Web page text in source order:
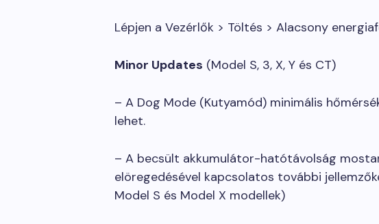
Lépjen a Vezérlők > Töltés > Alacsony
Minor Updates (Model S, 3, X, Y és CT)
– A Dog Mode (Kutyamód) minimális
lehet.
– A becsült akkumulátor-hatótávolság
elöregedésével kapcsolatos további
Model S és Model X modellek)